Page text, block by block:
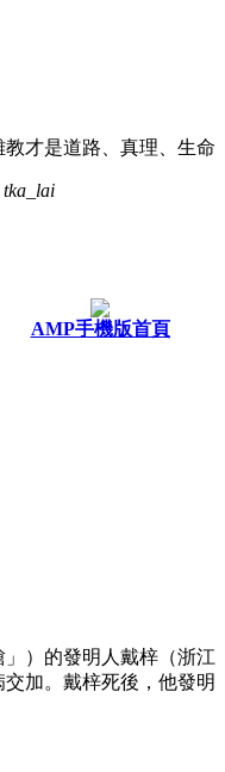
教才是道路、真理、生命
tka_lai
AMP手機版首頁
）的發明人戴梓（浙江
加。戴梓死後，他發明